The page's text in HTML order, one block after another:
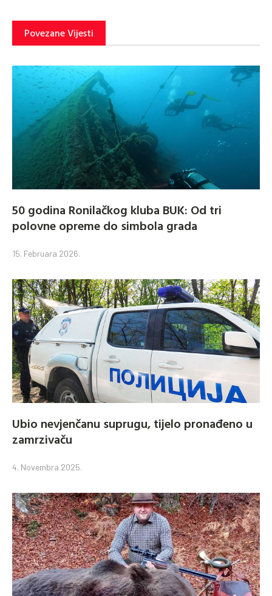
Povezane Vijesti
50 godina Ronilačkog kluba BUK: Od tri
polovne opreme do simbola grada
15. Februara 2026.
Ubio nevjenčanu suprugu, tijelo pronađeno u
zamrzivaču
4. Novembra 2025.